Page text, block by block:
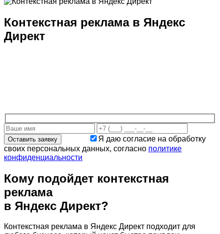
Контекстная реклама в Яндекс
Директ
Я даю согласие на обработку
своих персональных данных, согласно политике
конфиденциальности
Кому подойдет контекстная
реклама
в Яндекс Директ?
Контекстная реклама в Яндекс Директ подходит для